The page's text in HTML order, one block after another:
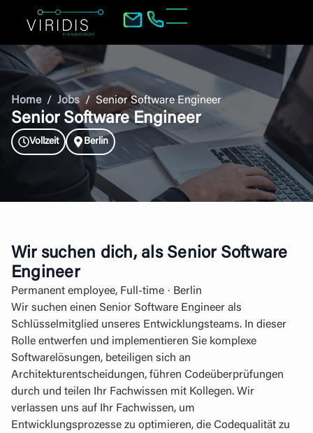
Home/ Jobs/ Senior Software Engineer
Senior Software Engineer
Vollzeit Berlin
Wir suchen dich, als Senior Software
Engineer
Permanent employee, Full-time · Berlin
Wir suchen einen Senior Software Engineer als
Schlüsselmitglied unseres Entwicklungsteams. In dieser
Rolle entwerfen und implementieren Sie komplexe
Softwarelösungen, beteiligen sich an
Architekturentscheidungen, führen Codeüberprüfungen
durch und teilen Ihr Fachwissen mit Kollegen. Wir
verlassen uns auf Ihr Fachwissen, um
Entwicklungsprozesse zu optimieren, die Codequalität zu